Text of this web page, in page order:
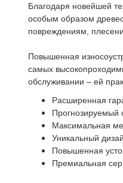
Благодаря новейшей
особым образом
повреждениям,
Повышенная
самых
обслуживании – ей
Расширенная
Прогнозируемый
Максимальная
Уникальный
Повышенная
Премиальная